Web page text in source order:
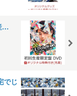
…
でじ